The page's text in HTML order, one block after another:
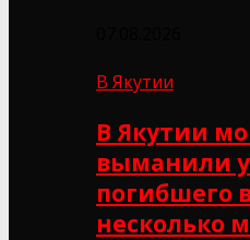
В Якутии
В Якутии
выманили
погибшего
несколько